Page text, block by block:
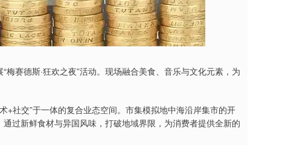
赛德斯·狂欢之夜”活动。现场融合美食、音乐与文化元素，为
+社交”于一体的复合业态空间。市集模拟地中海沿岸集市的开
过新鲜食材与异国风味，打破地域界限，为消费者提供全新的